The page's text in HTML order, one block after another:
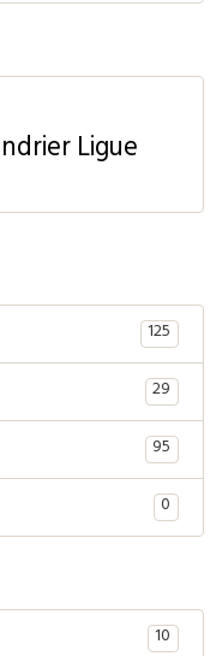
Ligue
125
29
95
0
10